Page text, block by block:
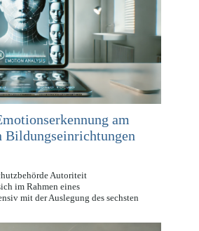
am
Autoriteit
im Rahmen eines
mit der Auslegung des sechsten